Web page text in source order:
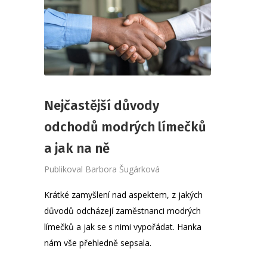
Nejčastější důvody
odchodů modrých límečků
a jak na ně
Publikoval Barbora Šugárková
Krátké zamyšlení nad aspektem, z jakých
důvodů odcházejí zaměstnanci modrých
límečků a jak se s nimi vypořádat. Hanka
nám vše přehledně sepsala.